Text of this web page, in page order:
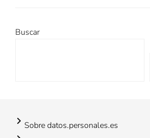
Buscar
Sobre datos.personales.es